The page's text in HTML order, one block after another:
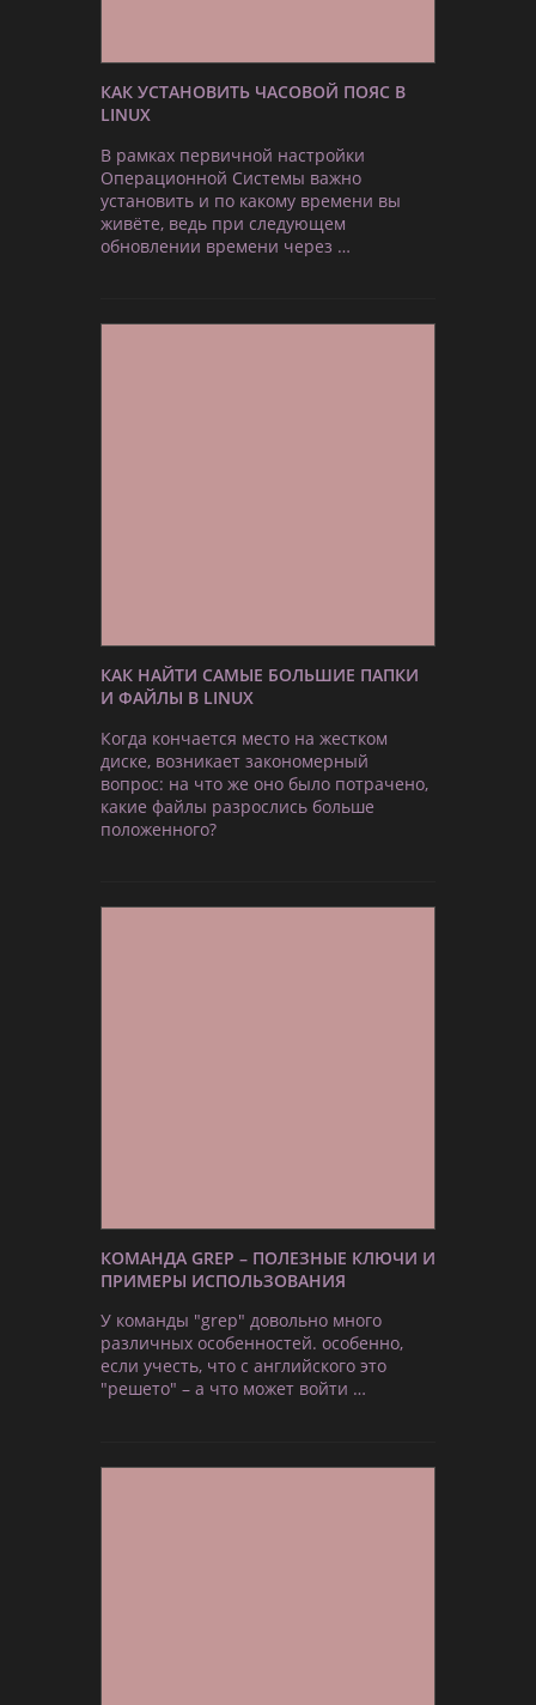
КАК УСТАНОВИТЬ ЧАСОВОЙ ПОЯС В
LINUX
В рамках первичной настройки
Операционной Системы важно
установить и по какому времени вы
живёте, ведь при следующем
обновлении времени через …
КАК НАЙТИ САМЫЕ БОЛЬШИЕ ПАПКИ
И ФАЙЛЫ В LINUX
Когда кончается место на жестком
диске, возникает закономерный
вопрос: на что же оно было потрачено,
какие файлы разрослись больше
положенного?
КОМАНДА GREP – ПОЛЕЗНЫЕ КЛЮЧИ И
ПРИМЕРЫ ИСПОЛЬЗОВАНИЯ
У команды "grep" довольно много
различных особенностей. особенно,
если учесть, что с английского это
"решето" – а что может войти …